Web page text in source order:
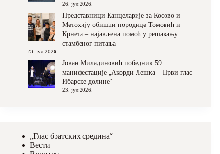
26. јул 2026.
Представници Канцеларије за Косово и
Метохију обишли породице Томовић и
Крнета – најављена помоћ у решавању
стамбеног питања
23. јул 2026.
Јован Миладиновић победник 59.
манифестације „Акорди Лешка – Први глас
Ибарске долине“
23. јул 2026.
„Глас братских средина“
Вести